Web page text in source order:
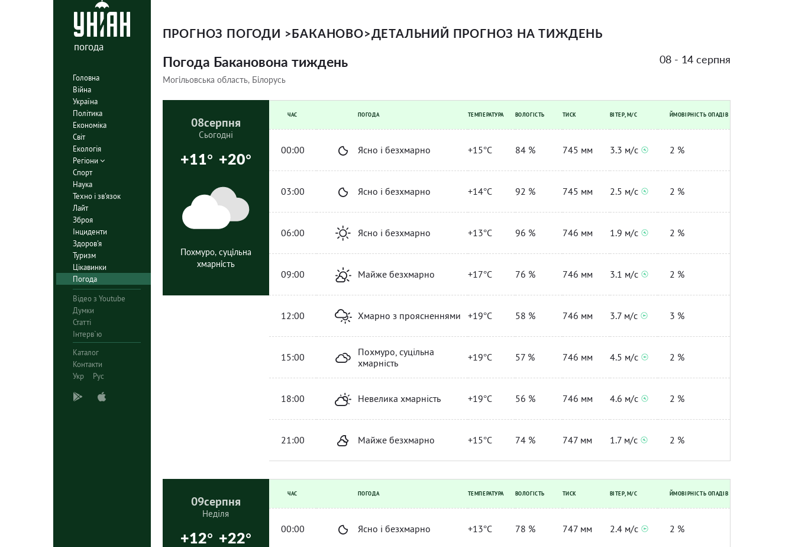
погода
Головна
Війна
Україна
Політика
Економіка
Світ
Екологія
Регіони
Спорт
Наука
Техно і зв'язок
Лайт
Зброя
Інциденти
Здоров'я
Туризм
Цікавинки
Погода
Відео з Youtube
Думки
Статті
Інтерв`ю
Каталог
Контакти
Укр
Рус
ПРОГНОЗ ПОГОДИ >БАКАНОВО>ДЕТАЛЬНИЙ ПРОГНОЗ НА ТИЖДЕНЬ
Погода Бакановона тиждень
Могільовська область, Білорусь
08 - 14 серпня
08серпня
Сьогодні
+11° +20°
Похмуро, суцільна
хмарність
ЧАС ПОГОДА ТЕМПЕРАТУРА ВОЛОГІСТЬ ТИСК ВІТЕР, М/С ЙМОВІРНІСТЬ ОПАДІВ
00:00 Ясно і безхмарно +15°C 84 % 745 мм 3.3 м/с 2 %
03:00 Ясно і безхмарно +14°C 92 % 745 мм 2.5 м/с 2 %
06:00 Ясно і безхмарно +13°C 96 % 746 мм 1.9 м/с 2 %
09:00 Майже безхмарно +17°C 76 % 746 мм 3.1 м/с 2 %
12:00 Хмарно з проясненнями +19°C 58 % 746 мм 3.7 м/с 3 %
15:00
Похмуро, суцільна
хмарність
+19°C 57 % 746 мм 4.5 м/с 2 %
18:00 Невелика хмарність +19°C 56 % 746 мм 4.6 м/с 2 %
21:00 Майже безхмарно +15°C 74 % 747 мм 1.7 м/с 2 %
09серпня
Неділя
+12° +22°
ЧАС ПОГОДА ТЕМПЕРАТУРА ВОЛОГІСТЬ ТИСК ВІТЕР, М/С ЙМОВІРНІСТЬ ОПАДІВ
00:00 Ясно і безхмарно +13°C 78 % 747 мм 2.4 м/с 2 %